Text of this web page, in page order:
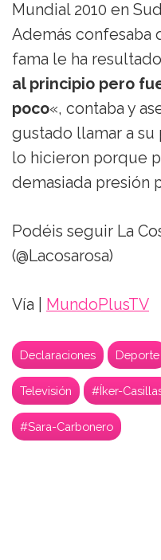
Mundial 2010 en
Además confesaba
fama le ha
al principio pero
poco«, contaba y
gustado llamar a su
lo hicieron porque
demasiada presión
Podéis seguir La
(@Lacosarosa)
Vía | MundoPlusTV
Declaraciones Deporte
Televisión #Íker-
#Sara-Carbonero